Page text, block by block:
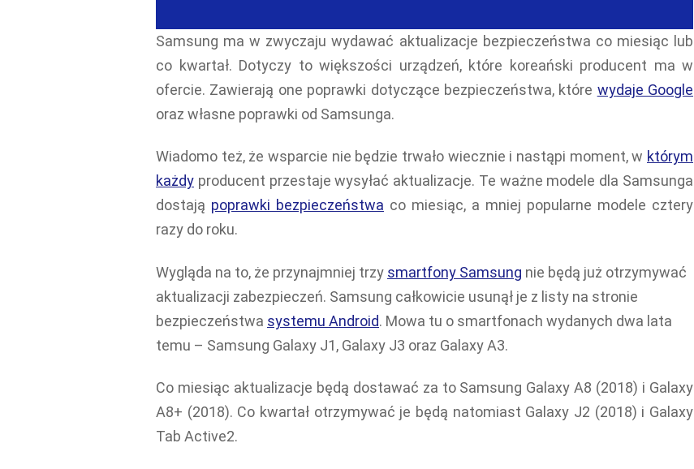
Samsung ma w zwyczaju wydawać aktualizacje bezpieczeństwa co miesiąc lub
co kwartał. Dotyczy to większości urządzeń, które koreański producent ma w
ofercie. Zawierają one poprawki dotyczące bezpieczeństwa, które wydaje Google
oraz własne poprawki od Samsunga.
Wiadomo też, że wsparcie nie będzie trwało wiecznie i nastąpi moment, w którym
każdy producent przestaje wysyłać aktualizacje. Te ważne modele dla Samsunga
dostają poprawki bezpieczeństwa co miesiąc, a mniej popularne modele cztery
razy do roku.
Wygląda na to, że przynajmniej trzy smartfony Samsung nie będą już otrzymywać
aktualizacji zabezpieczeń. Samsung całkowicie usunął je z listy na stronie
bezpieczeństwa systemu Android. Mowa tu o smartfonach wydanych dwa lata
temu – Samsung Galaxy J1, Galaxy J3 oraz Galaxy A3.
Co miesiąc aktualizacje będą dostawać za to Samsung Galaxy A8 (2018) i Galaxy
A8+ (2018). Co kwartał otrzymywać je będą natomiast Galaxy J2 (2018) i Galaxy
Tab Active2.